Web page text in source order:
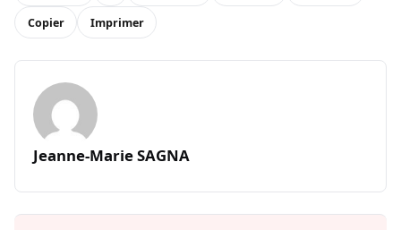
Copier Imprimer
Jeanne-Marie SAGNA